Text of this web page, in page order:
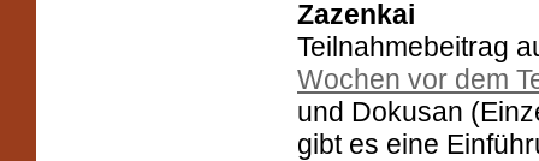
Zazenkai
Teilnahmebeitrag
Wochen vor dem
und Dokusan
gibt es eine